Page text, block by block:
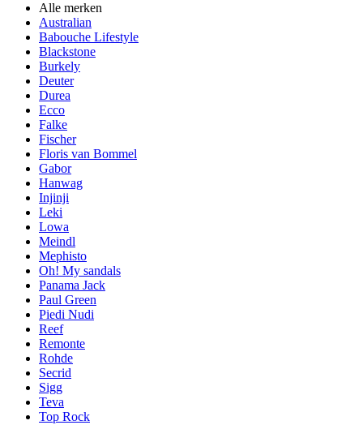
Alle merken
Australian
Babouche Lifestyle
Blackstone
Burkely
Deuter
Durea
Ecco
Falke
Fischer
Floris van Bommel
Gabor
Hanwag
Injinji
Leki
Lowa
Meindl
Mephisto
Oh! My sandals
Panama Jack
Paul Green
Piedi Nudi
Reef
Remonte
Rohde
Secrid
Sigg
Teva
Top Rock